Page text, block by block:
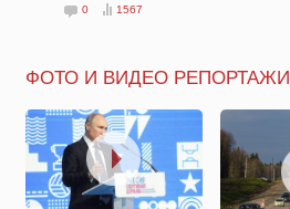
0 1567
ФОТО И ВИДЕО РЕПОРТАЖИ